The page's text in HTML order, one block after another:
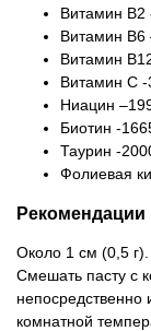
Витамин В2
Витамин В6
Витамин
Витамин С -
Ниацин
Биотин -
Таурин -
Фолиевая
Около 1 см (0,5
Смешать пасту с
непосредственно
комнатной